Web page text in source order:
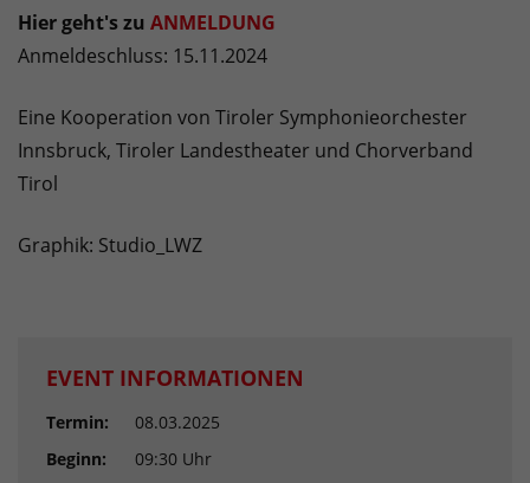
Hier geht's zu ANMELDUNG
Anmeldeschluss: 15.11.2024
Eine Kooperation von Tiroler Symphonieorchester
Innsbruck, Tiroler Landestheater und Chorverband
Tirol
Graphik: Studio_LWZ
EVENT INFORMATIONEN
Termin:
08.03.2025
Beginn:
09:30 Uhr